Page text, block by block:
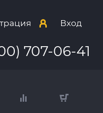
Вход
707-06-41